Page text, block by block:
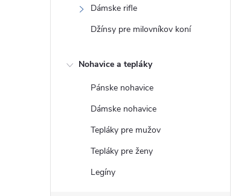
Dámske rifle
Džínsy pre milovníkov koní
Nohavice a tepláky
Pánske nohavice
Dámske nohavice
Tepláky pre mužov
Tepláky pre ženy
Legíny